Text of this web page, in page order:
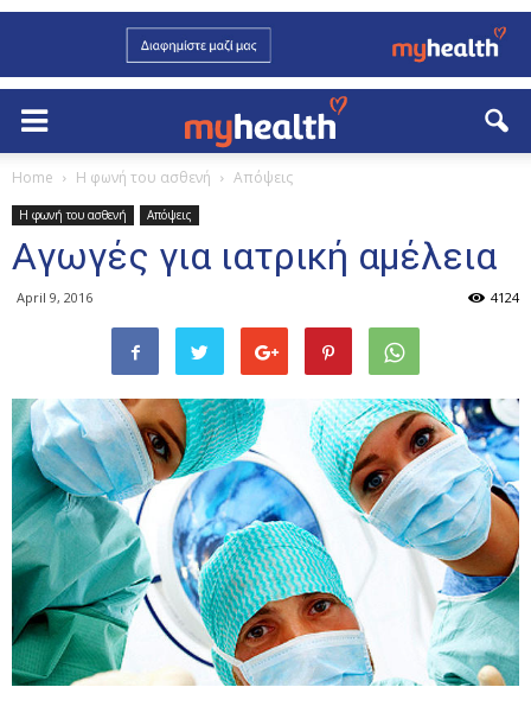
Home Η φωνή του ασθενή Απόψεις
Η φωνή του ασθενή Απόψεις
Aγωγές για ιατρική αμέλεια
April 9, 2016 4124